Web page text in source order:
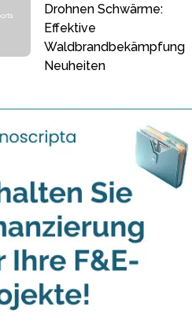
Drohnen Schwärme:
Effektive
Waldbrandbekämpfung
Neuheiten